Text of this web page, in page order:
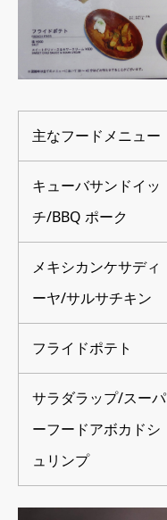
主なフードメニュー
キューバサンドイッ
チ/BBQ ポーク
メキシカンケサディ
ーヤ/サルサチキン
フライドポテト
サラダラップ/スーパ
ーフードアボカドシ
ュリンプ